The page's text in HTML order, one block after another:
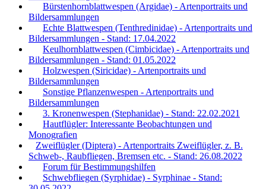
Bürstenhornblattwespen (Argidae) - Artenportraits und
Bildersammlungen
Echte Blattwespen (Tenthredinidae) - Artenportraits und
Bildersammlungen - Stand: 17.04.2022
Keulhornblattwespen (Cimbicidae) - Artenportraits und
Bildersammlungen - Stand: 01.05.2022
Holzwespen (Siricidae) - Artenportraits und
Bildersammlungen
Sonstige Pflanzenwespen - Artenportraits und
Bildersammlungen
3. Kronenwespen (Stephanidae) - Stand: 22.02.2021
Hautflügler: Interessante Beobachtungen und
Monografien
Zweiflügler (Diptera) - Artenportraits Zweiflügler, z. B.
Schweb-, Raubfliegen, Bremsen etc. - Stand: 26.08.2022
Forum für Bestimmungshilfen
Schwebfliegen (Syrphidae) - Syrphinae - Stand: